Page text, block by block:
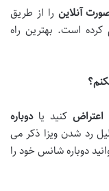
آنلاین را از طریق
است. بهترین راه
اعتراض کنید یادوباره
رد شدن ویزا ذکر می
دوباره شانس خود را